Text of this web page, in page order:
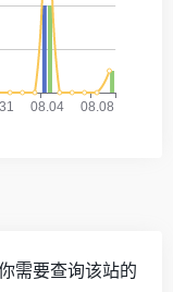
需要查询该站的